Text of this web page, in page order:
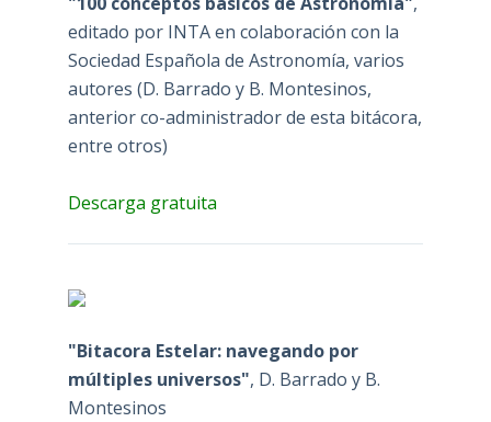
editado por INTA en colaboración con la
Sociedad Española de Astronomía, varios
autores (D. Barrado y B. Montesinos,
anterior co-administrador de esta bitácora,
entre otros)
Descarga gratuita
"Bitacora Estelar: navegando por
múltiples universos", D. Barrado y B.
Montesinos